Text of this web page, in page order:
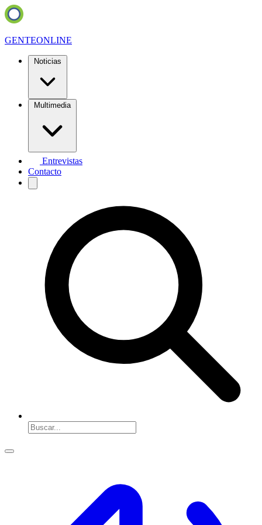
GENTEONLINE
Noticias
Multimedia
Entrevistas
Contacto